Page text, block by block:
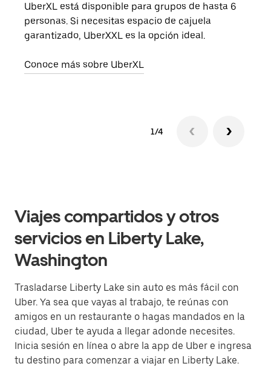
UberXL está disponible para grupos de hasta 6
personas. Si necesitas espacio de cajuela
garantizado, UberXXL es la opción ideal.
Conoce más sobre UberXL
1/4
Viajes compartidos y otros
servicios en Liberty Lake,
Washington
Trasladarse Liberty Lake sin auto es más fácil con
Uber. Ya sea que vayas al trabajo, te reúnas con
amigos en un restaurante o hagas mandados en la
ciudad, Uber te ayuda a llegar adonde necesites.
Inicia sesión en línea o abre la app de Uber e ingresa
tu destino para comenzar a viajar en Liberty Lake.